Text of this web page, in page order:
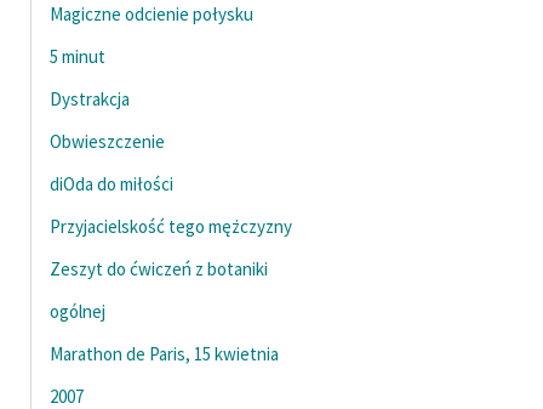
Dane fundacji i
Informacja o treściach
Magiczne odcienie połysku
5 minut
Dystrakcja
Obwieszczenie
diOda do miłości
Przyjacielskość tego mężczyzny
Zeszyt do ćwiczeń z botaniki
ogólnej
Marathon de Paris, 15 kwietnia
2007